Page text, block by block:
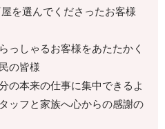
を選んでくださったお客様
っしゃるお客様をあたたかく
の皆様
の本来の仕事に集中できるよ
ッフと家族へ心からの感謝の